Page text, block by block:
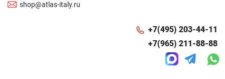
shop@atlas-italy.ru
+7(495) 203-44-11
+7(965) 211-88-88